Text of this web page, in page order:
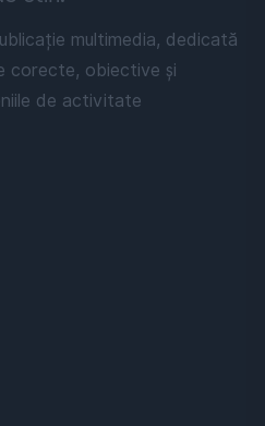
multimedia, dedicată
corecte, obiective și
de activitate